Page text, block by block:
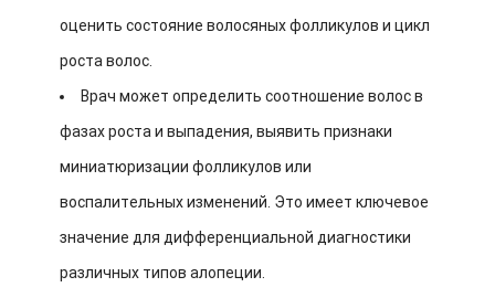
оценить состояние волосяных фолликулов и цикл
роста волос.
Врач может определить соотношение волос в
фазах роста и выпадения, выявить признаки
миниатюризации фолликулов или
воспалительных изменений. Это имеет ключевое
значение для дифференциальной диагностики
различных типов алопеции.